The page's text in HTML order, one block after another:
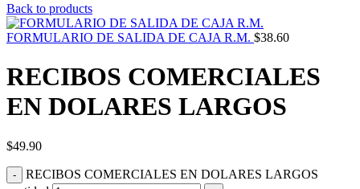
Back to products
FORMULARIO DE SALIDA DE CAJA R.M. $38.60
RECIBOS COMERCIALES
EN DOLARES LARGOS
$49.90
RECIBOS COMERCIALES EN DOLARES LARGOS